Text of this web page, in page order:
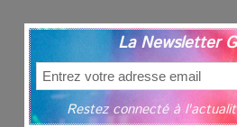
La Newsletter
Restez connecté à